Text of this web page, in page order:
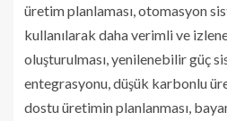
üretim planlaması, otomasyon
kullanılarak daha verimli ve
oluşturulması, yenilenebilir güç
entegrasyonu, düşük karbonlu
dostu üretimin planlanması,